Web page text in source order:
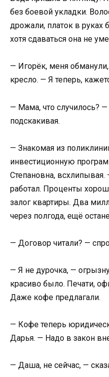
без боевой укладки.
дрожали, платок в руках
хотя сдаваться она не
— Игорёк, меня
кресло. — Я теперь,
— Мама, что случилось?
подскакивая.
— Знакомая из
инвестиционную
Степановна,
работал. Проценты
залог квартиры. Два
через полгода, ещё
— Договор читали? —
— Я не дурочка, —
красиво было. Печати,
Даже кофе предлагали.
— Кофе теперь
Дарья. — Надо в закон
— Даша, не сейчас, —